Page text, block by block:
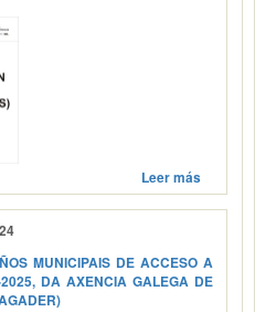
Leer más
MUNICIPAIS DE ACCESO A
DA AXENCIA GALEGA DE